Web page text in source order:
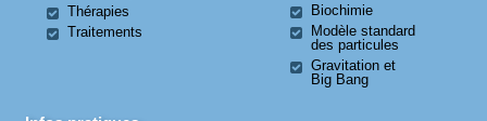
Thérapies
Traitements
Biochimie
Modèle standard
des particules
Gravitation et
Big Bang